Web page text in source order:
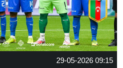
29-05-2026 09:15